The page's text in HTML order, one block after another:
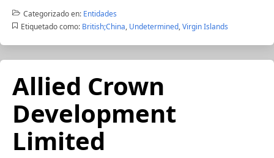
Categorizado en: Entidades
Etiquetado como: British;China, Undetermined,Virgin Islands
Allied Crown
Development
Limited